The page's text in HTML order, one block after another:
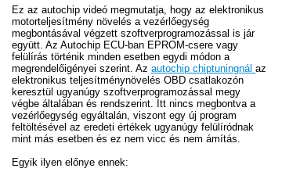
Ez az autochip videó megmutatja, hogy az elektronikus
motorteljesítmény növelés a vezérlőegység
megbontásával végzett szoftverprogramozással is jár
együtt. Az Autochip ECU-ban EPROM-csere vagy
felülírás történik minden esetben egydi módon a
megrendelőigényei szerint. Az autochip chiptuningnál az
elektronikus teljesítménynövelés OBD csatlakozón
keresztül ugyanúgy szoftverprogramozással megy
végbe általában és rendszerint. Itt nincs megbontva a
vezérlőegység egyáltalán, viszont egy új program
feltöltésével az eredeti értékek ugyanúgy felülíródnak
mint más esetben és ez nem vicc és nem ámítás.
Egyik ilyen előnye ennek: